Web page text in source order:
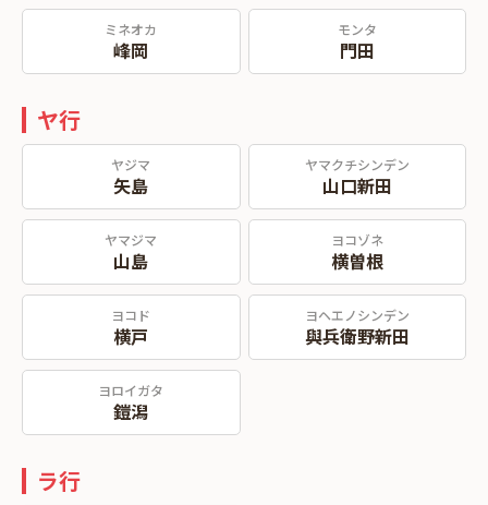
ミネオカ
峰岡
モンタ
門田
ヤ行
ヤジマ
矢島
ヤマクチシンデン
山口新田
ヤマジマ
山島
ヨコゾネ
横曽根
ヨコド
横戸
ヨヘエノシンデン
與兵衛野新田
ヨロイガタ
鎧潟
ラ行